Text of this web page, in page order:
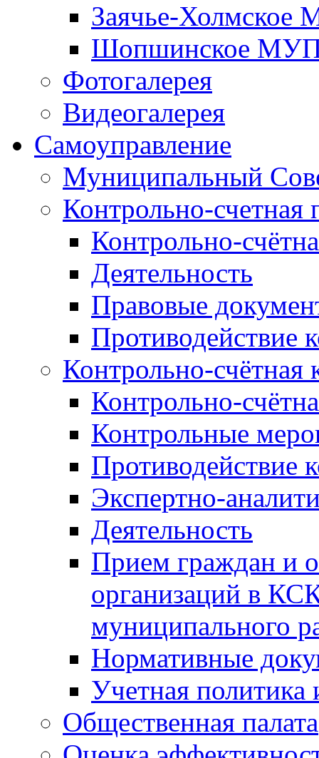
Заячье-
Шопшинское
Фотогалерея
Видеогалерея
Самоуправление
Муниципальный
Контрольно-счетная
Контрольно-
Деятельность
Правовые
Противодействие
Контрольно-счётная
Контрольно-
Контрольные
Противодействие
Экспертно-
Деятельность
Прием граждан и
организаций в
муниципального
Нормативные
Учетная политика
Общественная палата